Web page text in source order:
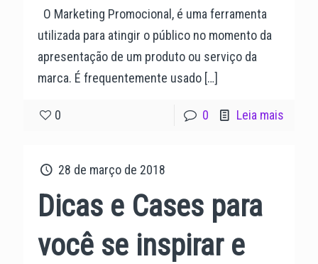
O Marketing Promocional, é uma ferramenta
utilizada para atingir o público no momento da
apresentação de um produto ou serviço da
marca. É frequentemente usado […]
0 0 Leia mais
28 de março de 2018
Dicas e Cases para
você se inspirar e